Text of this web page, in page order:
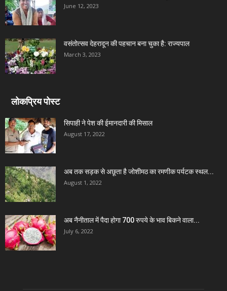
June 12, 2023
वसंतोत्सव देहरादून की पहचान बना चुका है: राज्यपाल
March 3, 2023
लोकप्रिय पोस्ट
सिपाही ने पेश की ईमानदारी की मिसाल
August 17, 2022
अब तक सड़क से अछूता है जोशीमठ का रमणीक पर्यटक स्थल...
August 1, 2022
अब नैनीताल में पैदा होगा 700 रुपये के भाव बिकने वाला...
July 6, 2022